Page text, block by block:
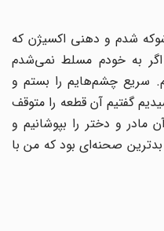
شدم و دهنی اکسیژن که
به خودم مسلط نمی‌شدم
چشم‌هایم را بستم و
گفتیم آن قطعه را متوقف
مادر و دختر را بپوشانیم و
صحنه‌ای بود که من با